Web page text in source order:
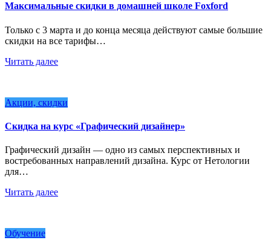
Максимальные скидки в домашней школе Foxford
Только с 3 марта и до конца месяца действуют самые большие
скидки на все тарифы…
Читать далее
Акции, скидки
Скидка на курс «Графический дизайнер»
Графический дизайн — одно из самых перспективных и
востребованных направлений дизайна. Курс от Нетологии
для…
Читать далее
Обучение